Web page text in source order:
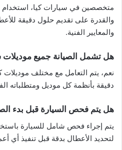
متخصصين في سيارات كيا،
والقدرة على تقديم حلول دقيقة
والمعايير الفنية.
هل تشمل الصيانة جميع موديلات
نعم، يتم التعامل مع مختلف موديلات
دقيقة بأنظمة كل موديل ومتطلباته
هل يتم فحص السيارة قبل بدء
يتم إجراء فحص شامل للسيارة
لتحديد الأعطال بدقة قبل تنفيذ أي